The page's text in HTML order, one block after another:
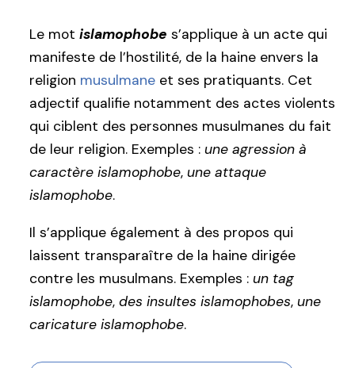
Le mot islamophobe s’applique à un acte qui
manifeste de l’hostilité, de la haine envers la
religion musulmane et ses pratiquants. Cet
adjectif qualifie notamment des actes violents
qui ciblent des personnes musulmanes du fait
de leur religion. Exemples : une agression à
caractère islamophobe, une attaque
islamophobe.
Il s’applique également à des propos qui
laissent transparaître de la haine dirigée
contre les musulmans. Exemples : un tag
islamophobe, des insultes islamophobes, une
caricature islamophobe.